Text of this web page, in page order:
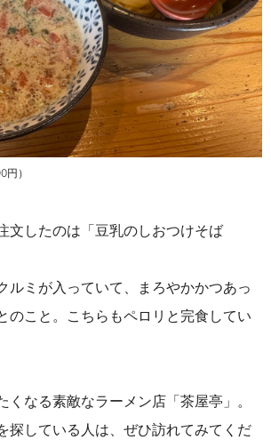
）
文したのは「豆乳のしおつけそば
ルミが入っていて、まろやかかつあっ
のこと。こちらもペロリと完食してい
くなる素敵なラーメン店「茶屋亭」。
探している人は、ぜひ訪れてみてくだ